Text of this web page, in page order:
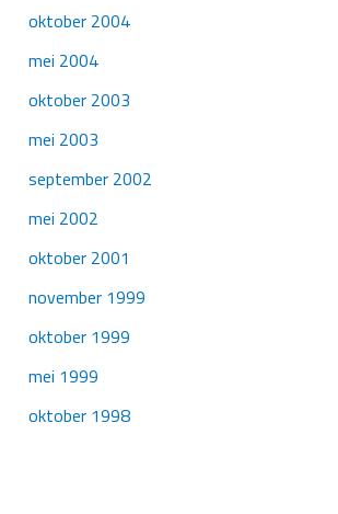
oktober 2004
mei 2004
oktober 2003
mei 2003
september 2002
mei 2002
oktober 2001
november 1999
oktober 1999
mei 1999
oktober 1998